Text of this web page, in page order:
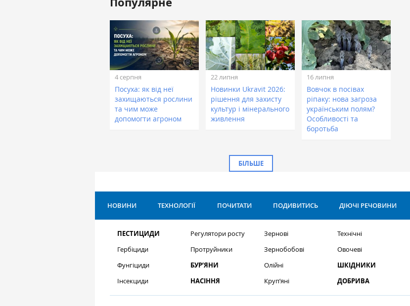
Жовтан Назар
Лінійний агроном, ТОВ
«ТАС Агро Захід» (ТАС
Агро)
4 серпня
Посуха: як від неї
захищаються рослини
та чим може
допомогти агроном
22 липня
Новинки Ukravit 2026:
рішення для захисту
культур і мінерального
живлення
16 липня
Вовчок в посівах
ріпаку: нова загроза
українським полям?
Особливості та
боротьба
БІЛЬШЕ
НОВИНИ ТЕХНОЛОГІЇ ПОЧИТАТИ ПОДИВИТИСЬ ДІЮЧІ РЕЧОВИНИ
ПЕСТИЦИДИ
Гербіциди
Фунгіциди
Інсекциди
Регулятори росту
Протруйники
БУР’ЯНИ
НАСІННЯ
Зернові
Зернобобові
Олійні
Круп’яні
Технічні
Овочеві
ШКІДНИКИ
ДОБРИВА